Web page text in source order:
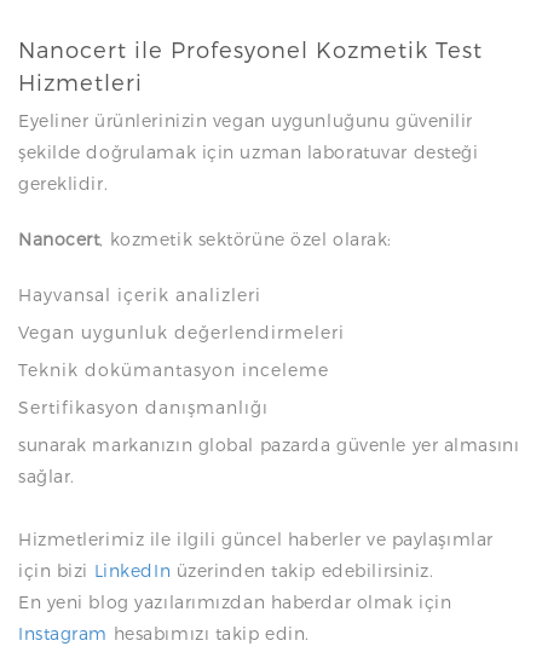
Nanocert ile Profesyonel Kozmetik Test
Hizmetleri
Eyeliner ürünlerinizin vegan uygunluğunu güvenilir
şekilde doğrulamak için uzman laboratuvar desteği
gereklidir.
Nanocert, kozmetik sektörüne özel olarak:
Hayvansal içerik analizleri
Vegan uygunluk değerlendirmeleri
Teknik dokümantasyon inceleme
Sertifikasyon danışmanlığı
sunarak markanızın global pazarda güvenle yer almasını
sağlar.
Hizmetlerimiz ile ilgili güncel haberler ve paylaşımlar
için bizi LinkedIn üzerinden takip edebilirsiniz.
En yeni blog yazılarımızdan haberdar olmak için
Instagram hesabımızı takip edin.